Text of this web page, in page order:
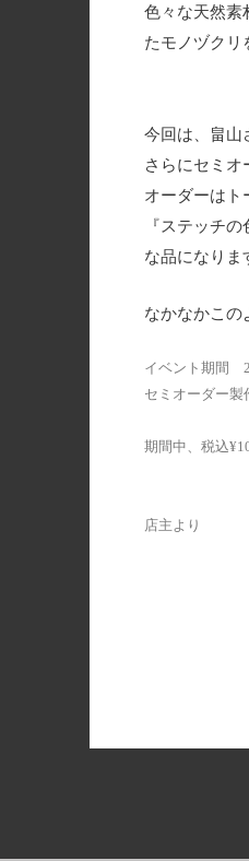
色々な天然素
たモノヅクリ
今回は、畠山
さらにセミオ
オーダーはト
『ステッチ
な品になりま
なかなかこの
イベント期間
セミオーダー
期間中、税込
店主より